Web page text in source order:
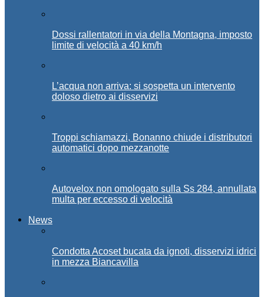
Dossi rallentatori in via della Montagna, imposto
limite di velocità a 40 km/h
L’acqua non arriva: si sospetta un intervento
doloso dietro ai disservizi
Troppi schiamazzi, Bonanno chiude i distributori
automatici dopo mezzanotte
Autovelox non omologato sulla Ss 284, annullata
multa per eccesso di velocità
News
Condotta Acoset bucata da ignoti, disservizi idrici
in mezza Biancavilla